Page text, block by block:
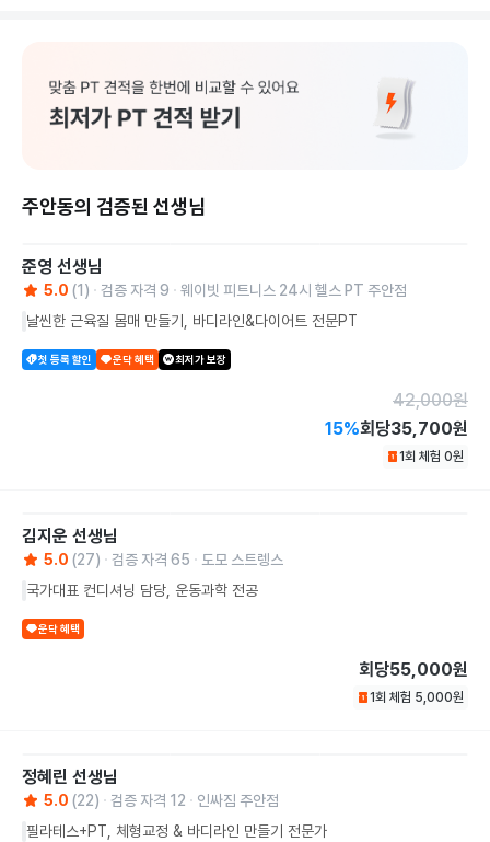
주안동의 검증된 선생님
준영 선생님
5.0 (1 ) 검증 자격 9
웨이빗 피트니스 24시 헬스 PT 주안점
날씬한 근육질 몸매 만들기, 바디라인&다이어트 전문PT
첫 등록 할인 운닥 혜택 최저가 보장
42,000원
15%회당35,700원
1회 체험 0원
김지운 선생님
5.0 (27) 검증 자격 65
도모 스트렝스
국가대표 컨디셔닝 담당, 운동과학 전공
운닥 혜택
회당55,000원
1회 체험 5,000원
정혜린 선생님
5.0 (22) 검증 자격 12
인싸짐 주안점
필라테스+PT, 체형교정 & 바디라인 만들기 전문가